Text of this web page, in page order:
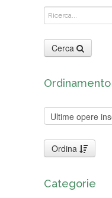
Cerca
Ordinamento
Ordina
Categorie